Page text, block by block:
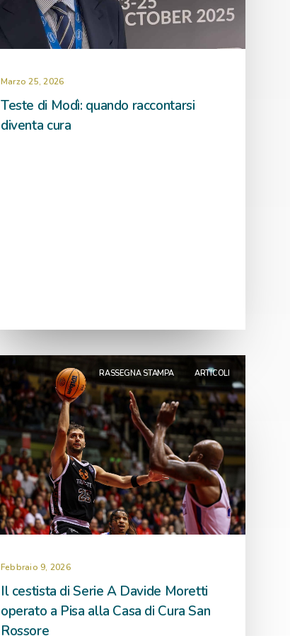
Marzo 25, 2026
Teste di Modì: quando raccontarsi
diventa cura
RASSEGNA STAMPA ARTICOLI
Febbraio 9, 2026
Il cestista di Serie A Davide Moretti
operato a Pisa alla Casa di Cura San
Rossore